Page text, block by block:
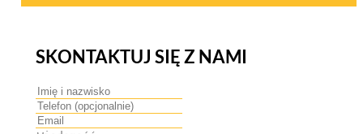
SKONTAKTUJ SIĘ Z NAMI